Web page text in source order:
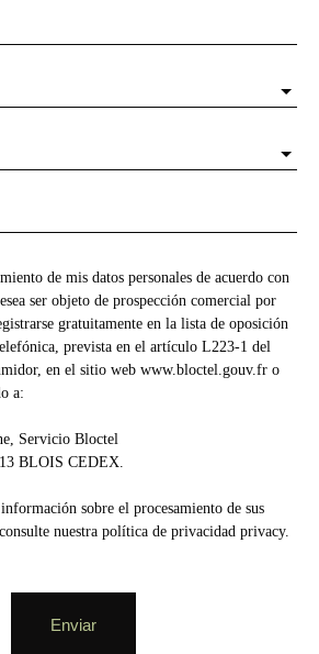
de mis datos personales de acuerdo con
ser objeto de prospección comercial por
gratuitamente en la lista de oposición
prevista en el artículo L223-1 del
en el sitio web www.bloctel.gouv.fr o
a:
Servicio Bloctel
BLOIS CEDEX.
sobre el procesamiento de sus
nuestra política de privacidad privacy.
Enviar